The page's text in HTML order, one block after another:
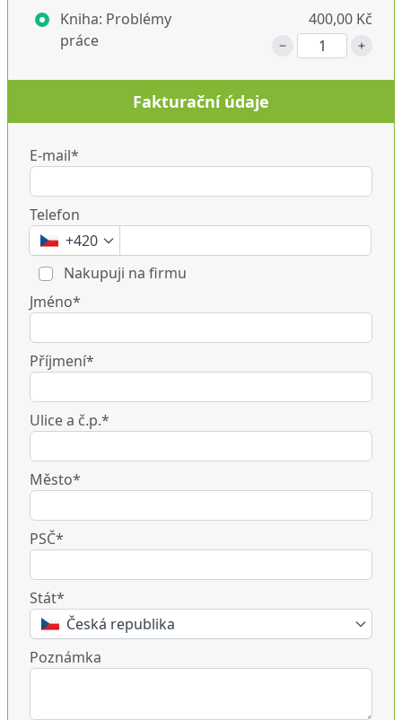
Kniha: Problémy
práce
400,00 Kč
Fakturační údaje
E-mail*
Telefon
+420
Nakupuji na firmu
Jméno*
Příjmení*
Ulice a č.p.*
Město*
PSČ*
Stát*
Česká republika
Poznámka